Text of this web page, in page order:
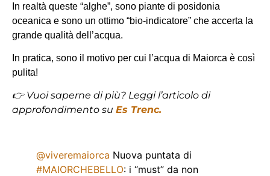
In realtà queste “alghe”, sono piante di posidonia
oceanica e sono un ottimo “bio-indicatore” che accerta la
grande qualità dell’acqua.
In pratica, sono il motivo per cui l’acqua di Maiorca è così
pulita!
👉 Vuoi saperne di più? Leggi l’articolo di
approfondimento su Es Trenc.
@viveremaiorca Nuova puntata di
#MAIORCHEBELLO: i “must” da non